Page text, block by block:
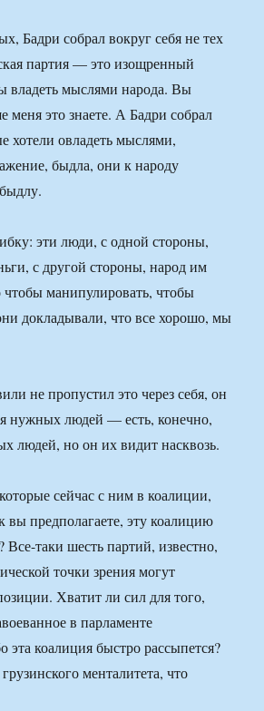
Бадри собрал вокруг себя не тех
партия — это изощренный
владеть мыслями народа. Вы
меня это знаете. А Бадри собрал
хотели овладеть мыслями,
быдла, они к народу
эти люди, с одной стороны,
с другой стороны, народ им
манипулировать, чтобы
докладывали, что все хорошо, мы
не пропустил это через себя, он
нужных людей — есть, конечно,
людей, но он их видит насквозь.
сейчас с ним в коалиции,
вы предполагаете, эту коалицию
Все-таки шесть партий, известно,
точки зрения могут
Хватит ли сил для того,
в парламенте
эта коалиция быстро рассыпется?
менталитета, что